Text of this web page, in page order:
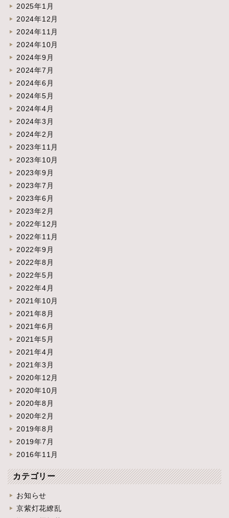
2025年1月
2024年12月
2024年11月
2024年10月
2024年9月
2024年7月
2024年6月
2024年5月
2024年4月
2024年3月
2024年2月
2023年11月
2023年10月
2023年9月
2023年7月
2023年6月
2023年2月
2022年12月
2022年11月
2022年9月
2022年8月
2022年5月
2022年4月
2021年10月
2021年8月
2021年6月
2021年5月
2021年4月
2021年3月
2020年12月
2020年10月
2020年8月
2020年2月
2019年8月
2019年7月
2016年11月
カテゴリー
お知らせ
京紫灯花繚乱